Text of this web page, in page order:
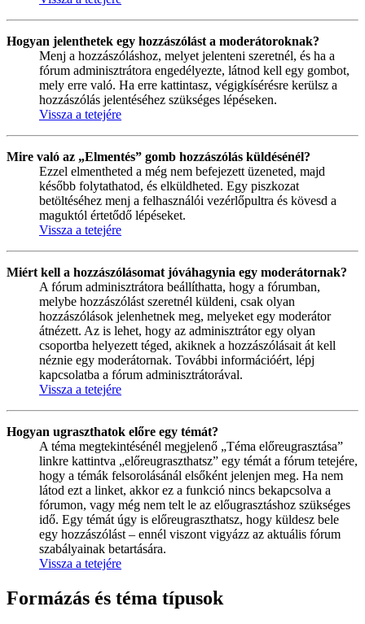
Hogyan jelenthetek egy hozzászólást a moderátoroknak?
Menj a hozzászóláshoz, melyet jelenteni szeretnél, és ha a
fórum adminisztrátora engedélyezte, látnod kell egy gombot,
mely erre való. Ha erre kattintasz, végigkísérésre kerülsz a
hozzászólás jelentéséhez szükséges lépéseken.
Vissza a tetejére
Mire való az „Elmentés” gomb hozzászólás küldésénél?
Ezzel elmentheted a még nem befejezett üzeneted, majd
később folytathatod, és elküldheted. Egy piszkozat
betöltéséhez menj a felhasználói vezérlőpultra és kövesd a
maguktól értetődő lépéseket.
Vissza a tetejére
Miért kell a hozzászólásomat jóváhagynia egy moderátornak?
A fórum adminisztrátora beállíthatta, hogy a fórumban,
melybe hozzászólást szeretnél küldeni, csak olyan
hozzászólások jelenhetnek meg, melyeket egy moderátor
átnézett. Az is lehet, hogy az adminisztrátor egy olyan
csoportba helyezett téged, akiknek a hozzászólásait át kell
néznie egy moderátornak. További információért, lépj
kapcsolatba a fórum adminisztrátorával.
Vissza a tetejére
Hogyan ugraszthatok előre egy témát?
A téma megtekintésénél megjelenő „Téma előreugrasztása”
linkre kattintva „előreugraszthatsz” egy témát a fórum tetejére,
hogy a témák felsorolásánál elsőként jelenjen meg. Ha nem
látod ezt a linket, akkor ez a funkció nincs bekapcsolva a
fórumon, vagy még nem telt le az előugrasztáshoz szükséges
idő. Egy témát úgy is előreugraszthatsz, hogy küldesz bele
egy hozzászólást – ennél viszont vigyázz az aktuális fórum
szabályainak betartására.
Vissza a tetejére
Formázás és téma típusok